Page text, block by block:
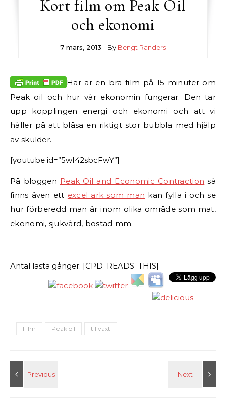
Kort film om Peak Oil
och ekonomi
7 mars, 2013 - By Bengt Randers
Här är en bra film på 15 minuter om
Peak oil och hur vår ekonomin fungerar. Den tar
upp kopplingen energi och ekonomi och att vi
håller på att blåsa en riktigt stor bubbla med hjälp
av skulder.
[youtube id=”5wI42sbcFwY”]
På bloggen Peak Oil and Economic Contraction så
finns även ett excel ark som man kan fylla i och se
hur förberedd man är inom olika område som mat,
ekonomi, sjukvård, bostad mm.
Antal lästa gånger: [CPD_READS_THIS]
Film Peak oil tillväxt